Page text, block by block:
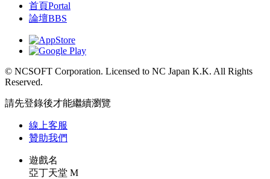
首頁Portal
論壇BBS
© NCSOFT Corporation. Licensed to NC Japan K.K. All Rights
Reserved.
請先登錄後才能繼續瀏覽
線上客服
贊助我們
遊戲名
亞丁天堂 M